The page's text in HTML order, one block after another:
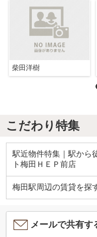
柴田洋樹
こだわり特集
駅近物件特集｜駅から
ト梅田ＨＥＰ前店
梅田駅周辺の賃貸を探
メールで共有す